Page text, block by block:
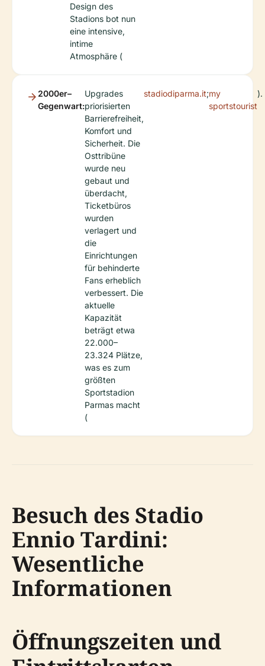
Design des
Stadions bot nun
eine intensive,
intime
Atmosphäre (
2000er–
Gegenwart:
Upgrades
priorisierten
Barrierefreiheit,
Komfort und
Sicherheit. Die
Osttribüne
wurde neu
gebaut und
überdacht,
Ticketbüros
wurden
verlagert und
die
Einrichtungen
für behinderte
Fans erheblich
verbessert. Die
aktuelle
Kapazität
beträgt etwa
22.000–
23.324 Plätze,
was es zum
größten
Sportstadion
Parmas macht
(
stadiodiparma.it;my
sportstourist
).
Besuch des Stadio
Ennio Tardini:
Wesentliche
Informationen
Öffnungszeiten und